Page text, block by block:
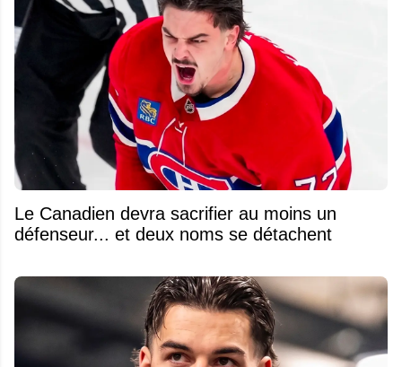
Le Canadien devra sacrifier au moins un
défenseur... et deux noms se détachent